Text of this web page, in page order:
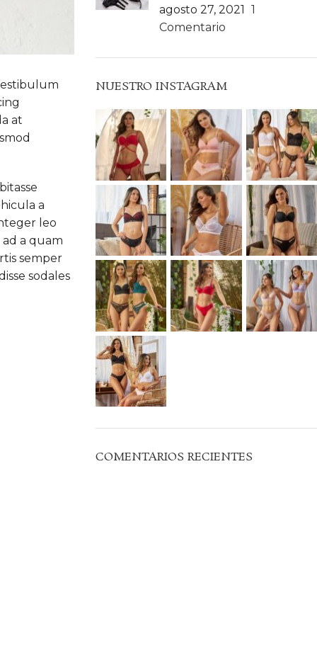
at
a
leo
a quam
semper
sodales
agosto 27, 2021 1
Comentario
NUESTRO INSTAGRAM
COMENTARIOS RECIENTES